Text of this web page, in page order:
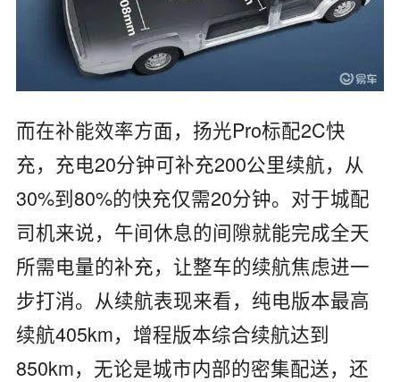
而在补能效率方面，扬光Pro标配2C快
充，充电20分钟可补充200公里续航，从
30%到80%的快充仅需20分钟。对于城配
司机来说，午间休息的间隙就能完成全天
所需电量的补充，让整车的续航焦虑进一
步打消。从续航表现来看，纯电版本最高
续航405km，增程版本综合续航达到
850km，无论是城市内部的密集配送，还